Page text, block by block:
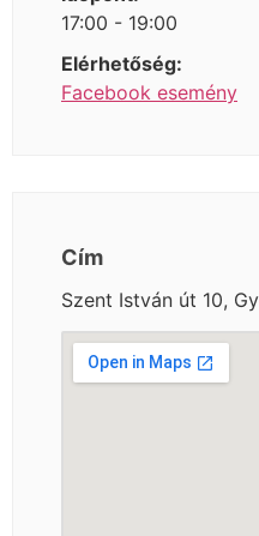
17:00 - 19:00
Elérhetőség:
Facebook esemény
Cím
Szent István út 10,